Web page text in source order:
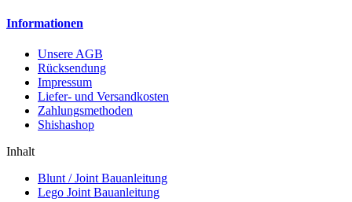
Informationen
Unsere AGB
Rücksendung
Impressum
Liefer- und Versandkosten
Zahlungsmethoden
Shishashop
Inhalt
Blunt / Joint Bauanleitung
Lego Joint Bauanleitung